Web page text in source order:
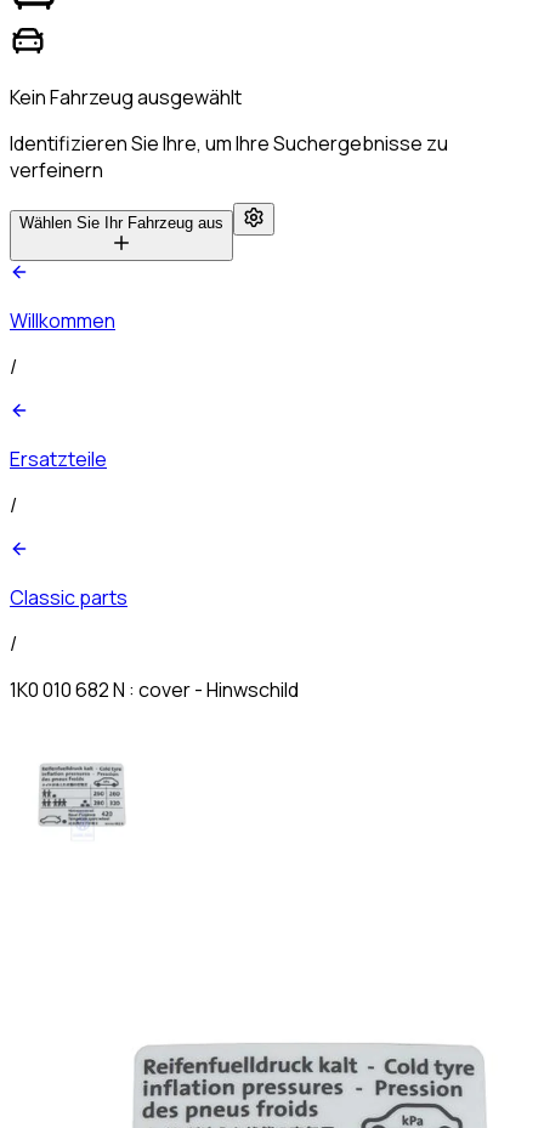
Kein Fahrzeug ausgewählt
Identifizieren Sie Ihre, um Ihre Suchergebnisse zu
verfeinern
Wählen Sie Ihr Fahrzeug aus
Willkommen
/
Ersatzteile
/
Classic parts
/
1K0 010 682 N : cover - Hinwschild